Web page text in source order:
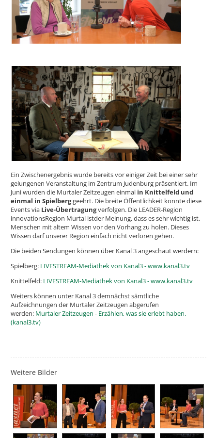
Ein Zwischenergebnis wurde bereits vor einiger Zeit bei einer sehr
gelungenen Veranstaltung im Zentrum Judenburg präsentiert. Im
Juni wurden die Murtaler Zeitzeugen einmal in Knittelfeld und
einmal in Spielberggeehrt. Die breite Öffentlichkeit konnte diese
Events via Live-Übertragungverfolgen. Die LEADER-Region
innovationsRegion Murtal istder Meinung, dass es sehr wichtig ist,
Menschen mit altem Wissen vor den Vorhang zu holen. Dieses
Wissen darf unserer Region einfach nicht verloren gehen.
Die beiden Sendungen können über Kanal 3 angeschaut werdern:
Spielberg: LIVESTREAM-Mediathek von Kanal3 - www.kanal3.tv
Knittelfeld: LIVESTREAM-Mediathek von Kanal3 - www.kanal3.tv
Weiters können unter Kanal 3 demnächst sämtliche
Aufzeichnungen der Murtaler Zeitzeugen abgerufen
werden: Murtaler Zeitzeugen - Erzählen, was sie erlebt haben.
(kanal3.tv)
Weitere Bilder